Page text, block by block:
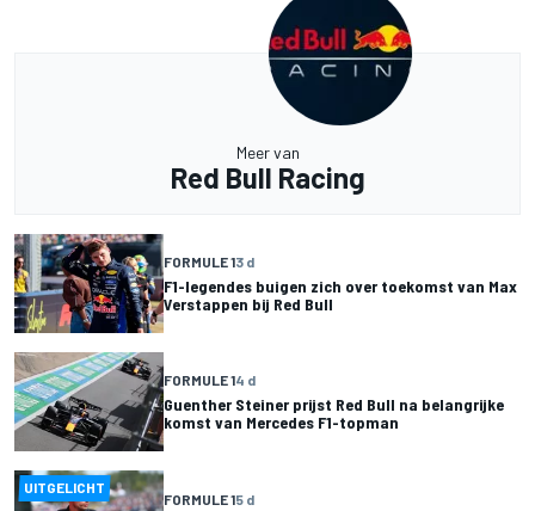
Meer van
Red Bull Racing
FORMULE 13 d
F1-legendes buigen zich over toekomst van Max
Verstappen bij Red Bull
FORMULE 14 d
Guenther Steiner prijst Red Bull na belangrijke
komst van Mercedes F1-topman
UITGELICHT
FORMULE 15 d